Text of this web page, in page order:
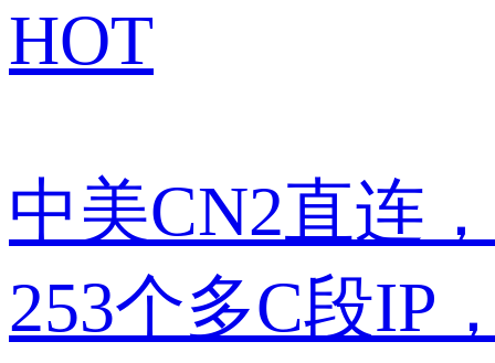
HOT
中美CN2直连
253个多C段IP